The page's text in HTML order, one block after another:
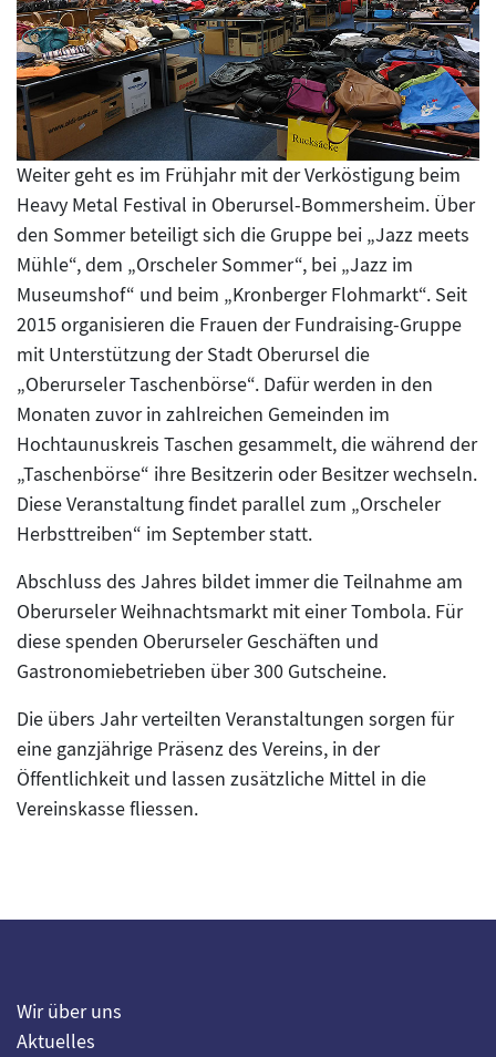
Weiter geht es im Frühjahr mit der Verköstigung beim
Heavy Metal Festival in Oberursel-Bommersheim. Über
den Sommer beteiligt sich die Gruppe bei „Jazz meets
Mühle“, dem „Orscheler Sommer“, bei „Jazz im
Museumshof“ und beim „Kronberger Flohmarkt“. Seit
2015 organisieren die Frauen der Fundraising-Gruppe
mit Unterstützung der Stadt Oberursel die
„Oberurseler Taschenbörse“. Dafür werden in den
Monaten zuvor in zahlreichen Gemeinden im
Hochtaunuskreis Taschen gesammelt, die während der
„Taschenbörse“ ihre Besitzerin oder Besitzer wechseln.
Diese Veranstaltung findet parallel zum „Orscheler
Herbsttreiben“ im September statt.
Abschluss des Jahres bildet immer die Teilnahme am
Oberurseler Weihnachtsmarkt mit einer Tombola. Für
diese spenden Oberurseler Geschäften und
Gastronomiebetrieben über 300 Gutscheine.
Die übers Jahr verteilten Veranstaltungen sorgen für
eine ganzjährige Präsenz des Vereins, in der
Öffentlichkeit und lassen zusätzliche Mittel in die
Vereinskasse fliessen.
Wir über uns
Aktuelles